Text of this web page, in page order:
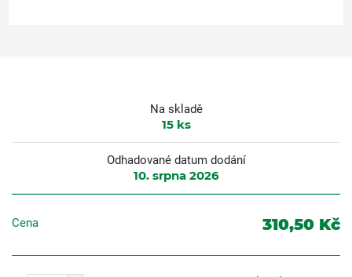
Na skladě
15ks
Odhadované datum dodání
10. srpna 2026
Cena 310,50 Kč